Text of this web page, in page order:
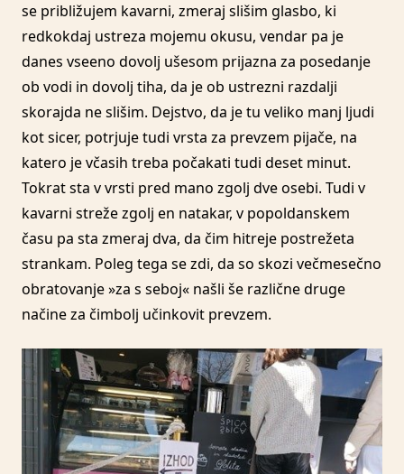
se približujem kavarni, zmeraj slišim glasbo, ki
redkokdaj ustreza mojemu okusu, vendar pa je
danes vseeno dovolj ušesom prijazna za posedanje
ob vodi in dovolj tiha, da je ob ustrezni razdalji
skorajda ne slišim. Dejstvo, da je tu veliko manj ljudi
kot sicer, potrjuje tudi vrsta za prevzem pijače, na
katero je včasih treba počakati tudi deset minut.
Tokrat sta v vrsti pred mano zgolj dve osebi. Tudi v
kavarni streže zgolj en natakar, v popoldanskem
času pa sta zmeraj dva, da čim hitreje postrežeta
strankam. Poleg tega se zdi, da so skozi večmesečno
obratovanje »za s seboj« našli še različne druge
načine za čimbolj učinkovit prevzem.